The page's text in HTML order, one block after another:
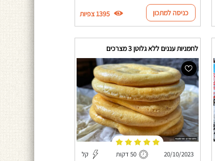
כניסה למתכון 1395 צפיות
לחמניות עננים ללא גלוטן 3 מצרכים
20/10/2023 50 דקות קל